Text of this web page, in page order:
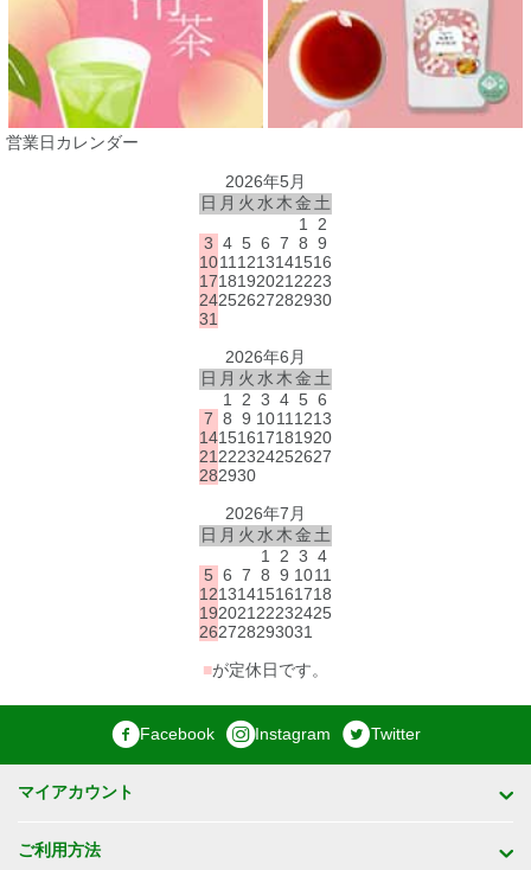
営業日カレンダー
2026年5月
日 月 火 水木金土
1 2
3 4 5 6 7 8 9
10111213141516
17181920212223
24252627282930
31
2026年6月
日 月 火 水木金土
1 2 3 4 5 6
7 8 9 10111213
14151617181920
21222324252627
282930
2026年7月
日 月 火 水木金土
1 2 3 4
5 6 7 8 9 1011
12131415161718
19202122232425
262728293031
■が定休日です。
Facebook Instagram Twitter
マイアカウント
ご利用方法